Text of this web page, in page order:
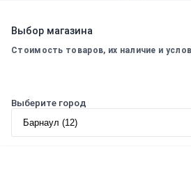
чугунные
стальные
Выбор магазина
Стоимость товаров, их наличие и
Выберите город